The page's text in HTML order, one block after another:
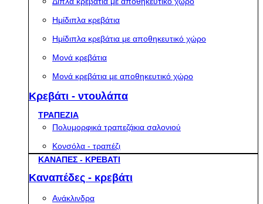
Ημίδιπλα κρεβάτια
Ημίδιπλα κρεβάτια με αποθηκευτικό χώρο
Μονά κρεβάτια
Μονά κρεβάτια με αποθηκευτικό χώρο
Κρεβάτι - ντουλάπα
ΤΡΑΠΕΖΙΑ
Πολυμορφικά τραπεζάκια σαλονιού
Κονσόλα - τραπέζι
ΚΑΝΑΠΕΣ - ΚΡΕΒΑΤΙ
Καναπέδες - κρεβάτι
Ανάκλινδρα